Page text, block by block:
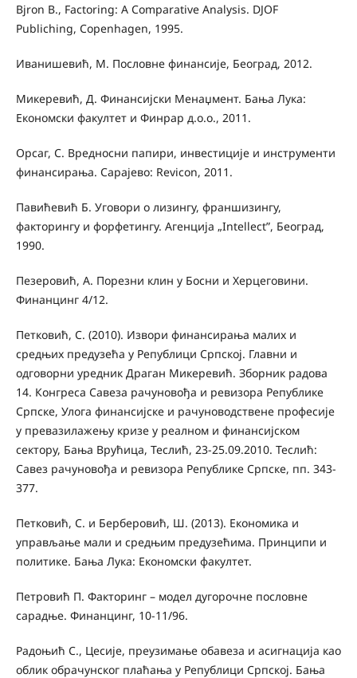
Bjron B., Factoring: A Comparative Analysis. DJOF
Publiching, Copenhagen, 1995.
Иванишевић, М. Пословне финансије, Београд, 2012.
Микеревић, Д. Финансијски Менаџмент. Бања Лука:
Економски факултет и Финрар д.о.о., 2011.
Орсаг, С. Вредносни папири, инвестиције и инструменти
финансирања. Сарајево: Revicon, 2011.
Павићевић Б. Уговори о лизингу, франшизингу,
факторингу и форфетингу. Агенција „Intellect”, Београд,
1990.
Пезеровић, А. Порезни клин у Босни и Херцеговини.
Финанцинг 4/12.
Петковић, С. (2010). Извори финансирања малих и
средњих предузећа у Републици Српској. Главни и
одговорни уредник Драган Микеревић. Зборник радова
14. Конгреса Савеза рачуновођа и ревизора Републике
Српске, Улога финансијске и рачуноводствене професије
у превазилажењу кризе у реалном и финансијском
сектору, Бања Врућица, Теслић, 23-25.09.2010. Теслић:
Савез рачуновођа и ревизора Републике Српске, пп. 343-
377.
Петковић, С. и Берберовић, Ш. (2013). Економика и
управљање мали и средњим предузећима. Принципи и
политике. Бања Лука: Економски факултет.
Петровић П. Факторинг – модел дугорочне пословне
сарадње. Финанцинг, 10-11/96.
Радоњић С., Цесије, преузимање обавеза и асигнација као
облик обрачунског плаћања у Републици Српској. Бања